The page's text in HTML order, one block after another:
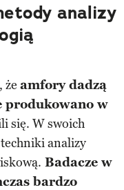
analizy
że amfory dadzą
produkowano w
się. W swoich
techniki analizy
Badacze w
bardzo